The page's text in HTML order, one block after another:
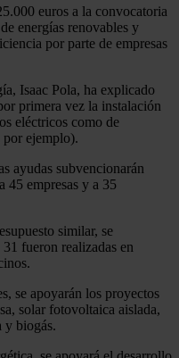
euros a la convocatoria
energías renovables y
por parte de empresas
Isaac Pola, ha explicado
primera vez la instalación
eléctricos como de
por ejemplo).
ayudas subvencionarán
45 empresas y a 35
similar, se
fueron realizadas en
se apoyarán los proyectos
solar fotovoltaica aislada,
y biogás.